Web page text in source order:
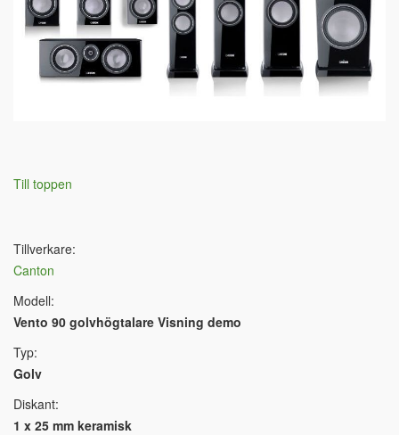
Till toppen
Tillverkare:
Canton
Modell:
Vento 90 golvhögtalare Visning demo
Typ:
Golv
Diskant:
1 x 25 mm keramisk